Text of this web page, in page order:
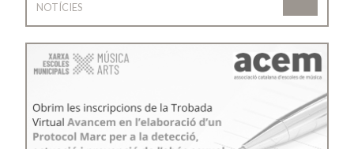
NOTÍCIES